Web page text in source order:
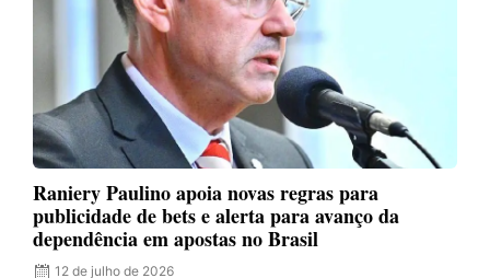
Raniery Paulino apoia novas regras para
publicidade de bets e alerta para avanço da
dependência em apostas no Brasil
12 de julho de 2026